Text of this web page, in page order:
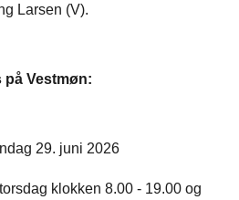
Larsen (V).
Vestmøn:
29. juni 2026
klokken 8.00 - 19.00 og